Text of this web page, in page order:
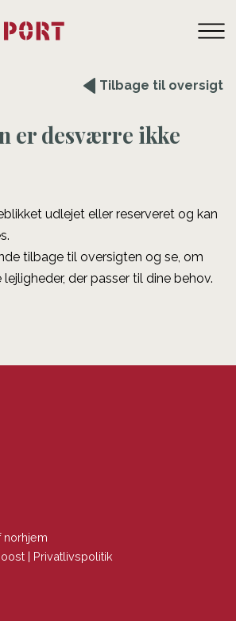
Tilbage til oversigt
er desværre ikke
udlejet eller reserveret og kan
tilbage til oversigten og se, om
der passer til dine behov.
norhjem
| Privatlivspolitik